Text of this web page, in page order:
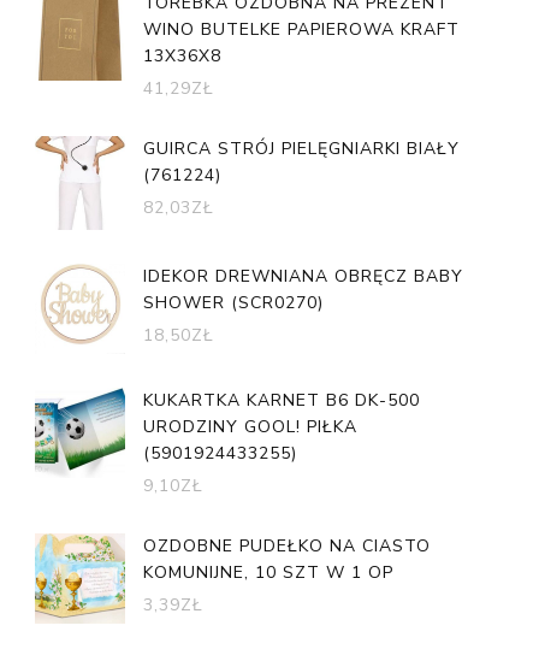
WINO BUTELKE PAPIEROWA KRAFT
13X36X8
41,29ZŁ
GUIRCA STRÓJ PIELĘGNIARKI BIAŁY
(761224)
82,03ZŁ
IDEKOR DREWNIANA OBRĘCZ BABY
SHOWER (SCR0270)
18,50ZŁ
KUKARTKA KARNET B6 DK-500
URODZINY GOOL! PIŁKA
(5901924433255)
9,10ZŁ
OZDOBNE PUDEŁKO NA CIASTO
KOMUNIJNE, 10 SZT W 1 OP
3,39ZŁ